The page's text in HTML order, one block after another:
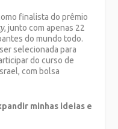
finalista do prêmio
, junto com apenas 22
do mundo todo.
selecionada para
do curso de
com bolsa
minhas ideias e